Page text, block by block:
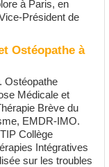
à Paris, en
Président de
Ostéopathe à
Ostéopathe
Médicale et
Brève du
EMDR-IMO.
Collège
Intégratives
sur les troubles